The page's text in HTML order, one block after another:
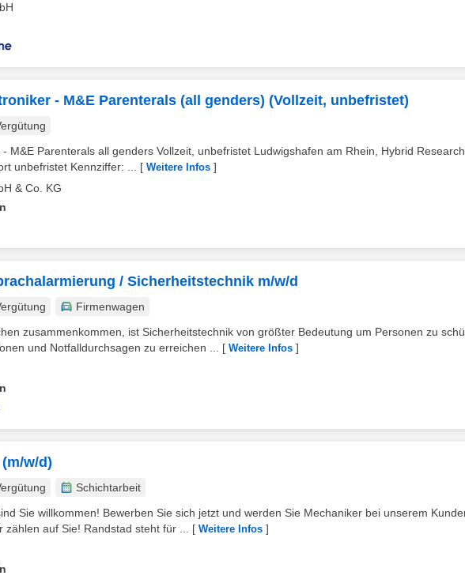
- M&E Parenterals (all genders) (Vollzeit, unbefristet)
M&E Parenterals all genders Vollzeit, unbefristet Ludwigshafen am Rhein, Hybrid
unbefristet Kennziffer: ...
[ Weitere Infos ]
& Co. KG
/ Sicherheitstechnik m/w/d
Firmenwagen
zusammenkommen, ist Sicherheitstechnik von größter Bedeutung um Personen zu
und Notfalldurchsagen zu erreichen ...
[ Weitere Infos ]
w/d)
Schichtarbeit
Sie willkommen! Bewerben Sie sich jetzt und werden Sie Mechaniker bei unserem
auf Sie! Randstad steht für ...
[ Weitere Infos ]